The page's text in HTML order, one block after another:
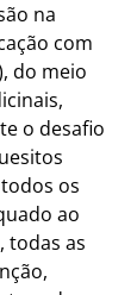
na
com
do meio
o desafio
os
ao
todas as